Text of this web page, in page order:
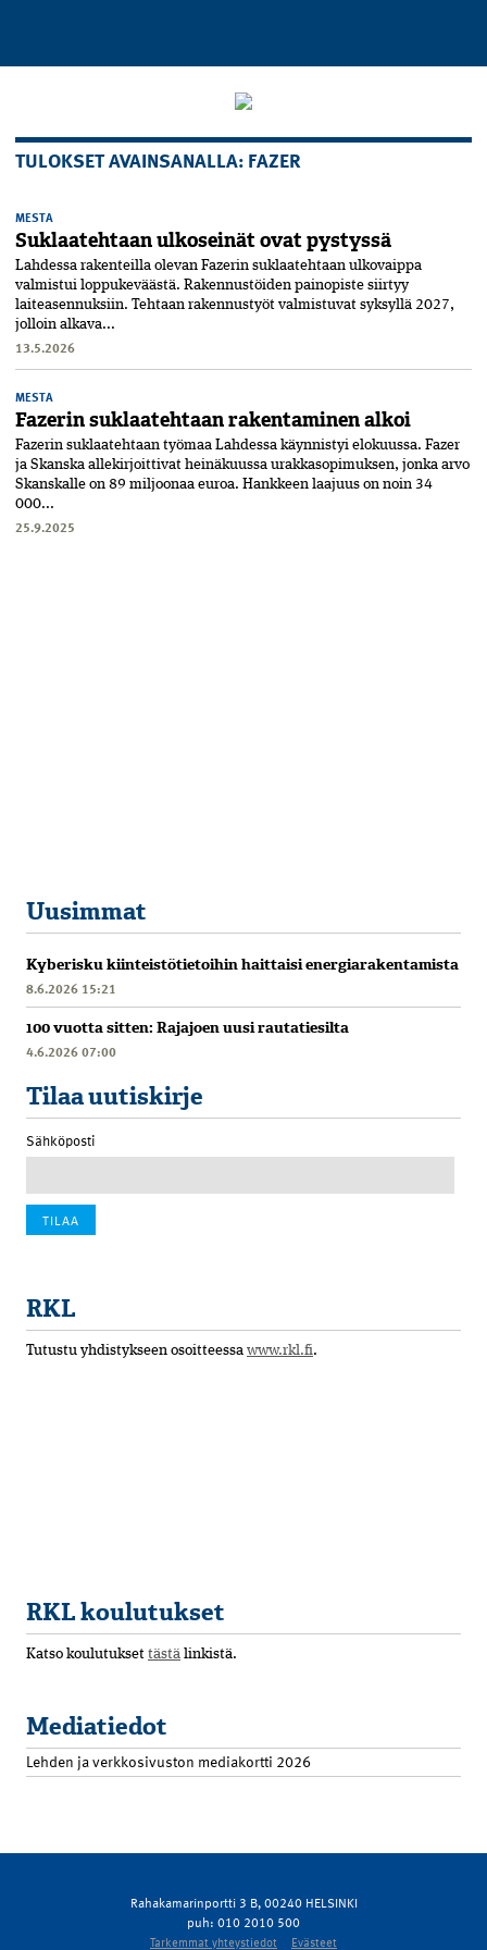
TULOKSET AVAINSANALLA: FAZER
MESTA
Suklaatehtaan ulko­seinät ovat pystyssä
Lahdessa rakenteilla olevan Fazerin suklaatehtaan ulkovaippa
valmistui loppukeväästä. Rakennustöiden painopiste siirtyy
laiteasennuksiin. Tehtaan rakennustyöt valmistuvat syksyllä 2027,
jolloin alkava...
13.5.2026
MESTA
Fazerin suklaatehtaan rakentaminen alkoi
Fazerin suklaatehtaan työmaa Lahdessa käynnistyi elokuussa. Fazer
ja Skanska allekirjoittivat heinäkuussa urakkasopimuksen, jonka arvo
Skanskalle on 89 miljoonaa euroa. Hankkeen laajuus on noin 34
000...
25.9.2025
Uusimmat
Kyberisku kiinteistötietoihin haittaisi energiarakentamista
8.6.2026 15:21
100 vuotta sitten: Rajajoen uusi rautatiesilta
4.6.2026 07:00
Tilaa uutiskirje
Sähköposti
RKL
Tutustu yhdistykseen osoitteessa www.rkl.fi.
RKL koulutukset
Katso koulutukset tästä linkistä.
Mediatiedot
Lehden ja verkkosivuston mediakortti 2026
Rahakamarinportti 3 B, 00240 HELSINKI
puh: 010 2010 500
Tarkemmat yhteystiedot Evästeet